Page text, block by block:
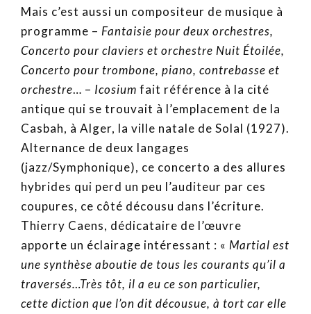
Mais c’est aussi un compositeur de musique à
programme – Fantaisie pour deux orchestres,
Concerto pour claviers et orchestre Nuit Étoilée,
Concerto pour trombone, piano, contrebasse et
orchestre… – Icosium fait référence à la cité
antique qui se trouvait à l’emplacement de la
Casbah, à Alger, la ville natale de Solal (1927).
Alternance de deux langages
(jazz/Symphonique), ce concerto a des allures
hybrides qui perd un peu l’auditeur par ces
coupures, ce côté décousu dans l’écriture.
Thierry Caens, dédicataire de l’œuvre
apporte un éclairage intéressant : « Martial est
une synthèse aboutie de tous les courants qu’il a
traversés…Très tôt, il a eu ce son particulier,
cette diction que l’on dit décousue, à tort car elle